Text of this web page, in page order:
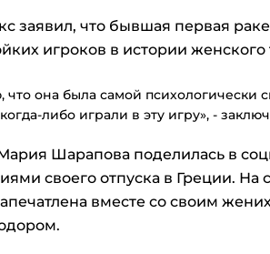
заявил, что бывшая первая
игроков в истории женского
что она была самой психологически
либо играли в эту игру», -
Шарапова поделилась в
своего отпуска в Греции. На
вместе со своим